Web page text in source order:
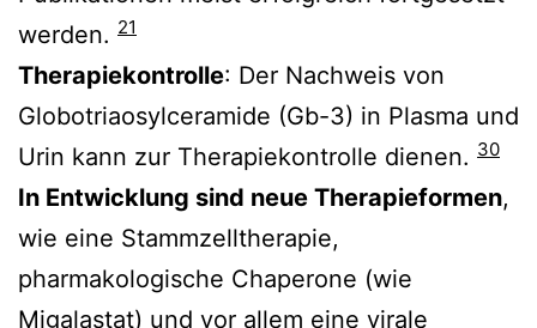
werden. 21
Therapiekontrolle: Der Nachweis von
Globotriaosylceramide (Gb-3) in Plasma und
Urin kann zur Therapiekontrolle dienen. 30
In Entwicklung sind neue Therapieformen,
wie eine Stammzelltherapie,
pharmakologische Chaperone (wie
Migalastat) und vor allem eine virale